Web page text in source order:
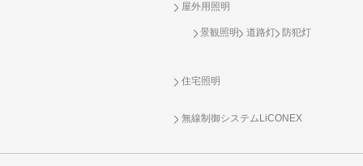
屋外用照明
景観照明 道路灯 防犯灯
住宅照明
無線制御システムLiCONEX